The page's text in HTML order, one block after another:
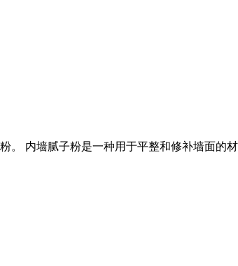
内墙腻子粉是一种用于平整和修补墙面的